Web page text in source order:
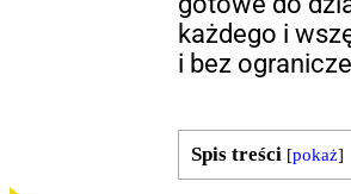
każdego i
i bez
Spis treści [pokaż]